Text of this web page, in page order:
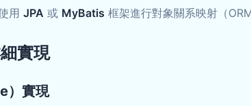
用 JPA 或 MyBatis 框架進行對象關系映射（
實現
）實現